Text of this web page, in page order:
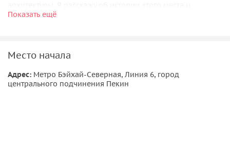
подберу лучшие ракурсы — у нас получатся отличные
Показать ещё
Место начала
Адрес: Метро Бэйхай-Северная, Линия 6, город
центрального подчинения Пекин